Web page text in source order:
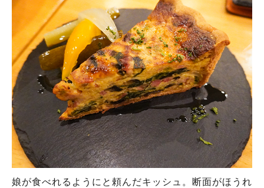
娘が食べれるようにと頼んだキッシュ。断面がほうれ